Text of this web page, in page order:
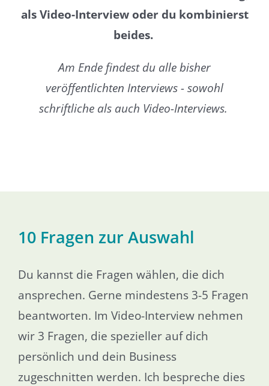
als Video-Interview oder du kombinierst
beides.
Am Ende findest du alle bisher
veröffentlichten Interviews - sowohl
schriftliche als auch Video-Interviews.
10 Fragen zur Auswahl
Du kannst die Fragen wählen, die dich
ansprechen. Gerne mindestens 3-5 Fragen
beantworten. Im Video-Interview nehmen
wir 3 Fragen, die spezieller auf dich
persönlich und dein Business
zugeschnitten werden. Ich bespreche dies